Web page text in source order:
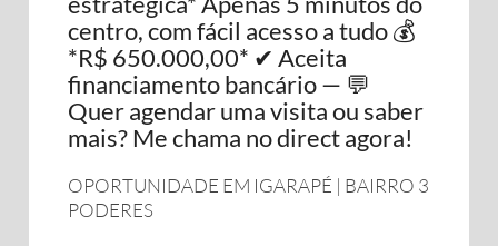
centro, com fácil acesso a tudo 💰
*R$ 650.000,00* ✔ Aceita
financiamento bancário — 💬
Quer agendar uma visita ou saber
mais? Me chama no direct agora!
OPORTUNIDADE EM IGARAPÉ | BAIRRO 3
PODERES